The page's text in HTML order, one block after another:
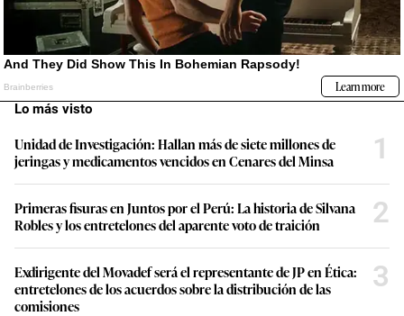
Lo más visto
Unidad de Investigación: Hallan más de siete millones de
jeringas y medicamentos vencidos en Cenares del Minsa
1
Primeras fisuras en Juntos por el Perú: La historia de Silvana
Robles y los entretelones del aparente voto de traición
2
Exdirigente del Movadef será el representante de JP en Ética:
entretelones de los acuerdos sobre la distribución de las
comisiones
3